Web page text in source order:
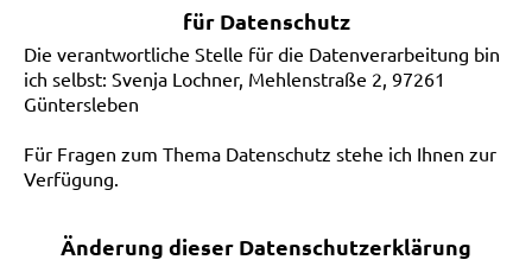
für Datenschutz
Die verantwortliche Stelle für die Datenverarbeitung bin
ich selbst: Svenja Lochner, Mehlenstraße 2, 97261
Güntersleben
Für Fragen zum Thema Datenschutz stehe ich Ihnen zur
Verfügung.
Änderung dieser Datenschutzerklärung